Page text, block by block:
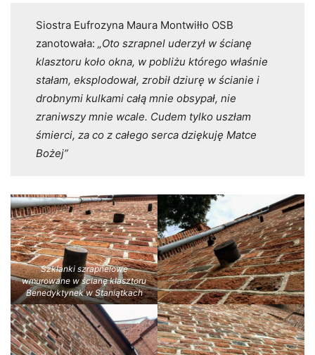
Siostra Eufrozyna Maura Montwiłło OSB
zanotowała: „Oto szrapnel uderzył w ścianę
klasztoru koło okna, w pobliżu którego właśnie
stałam, eksplodował, zrobił dziurę w ścianie i
drobnymi kulkami całą mnie obsypał, nie
zraniwszy mnie wcale. Cudem tylko uszłam
śmierci, za co z całego serca dziękuję Matce
Bożej”
Szklanki szrapnelowe
wmurowane w ścianę klasztoru
Benedyktynek w Staniątkach